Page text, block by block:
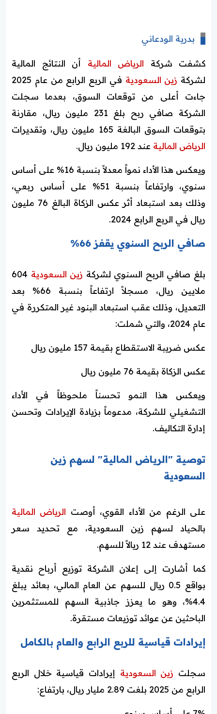
بدرية الودعاني
كشفت شركة الرياض المالية أن النتائج المالية
لشركة زين السعودية
في الربع الرابع من عام 2025
جاءت أعلى من توقعات السوق، بعدما سجلت
الشركة صافي ربح بلغ 231 مليون ريال، مقارنة
بتوقعات السوق البالغة 165 مليون ريال، وتقديرات
الرياض المالية عند 192 مليون ريال.
ويعكس هذا الأداء نمواً معدلاً بنسبة 16% على أساس
سنوي، وارتفاعاً بنسبة 51% على أساس ربعي،
وذلك بعد استبعاد أثر عكس الزكاة البالغ 76 مليون
ريال في الربع الرابع 2024.
صافي الربح السنوي يقفز 66%
بلغ صافي الربح السنوي لشركة زين السعودية 604
ملايين ريال، مسجلاً ارتفاعاً بنسبة 66% بعد
التعديل، وذلك عقب استبعاد البنود غير المتكررة في
عام 2024، والتي شملت:
عكس ضريبة الاستقطاع بقيمة 157 مليون ريال
عكس الزكاة بقيمة 76 مليون ريال
ويعكس هذا النمو تحسناً ملحوظاً في الأداء
التشغيلي للشركة، مدعوماً بزيادة الإيرادات وتحسن
إدارة التكاليف.
توصية "الرياض المالية" لسهم زين
السعودية
على الرغم من الأداء القوي، أوصت الرياض المالية
بالحياد لسهم زين السعودية، مع تحديد سعر
مستهدف عند 12 ريالاً للسهم.
كما أشارت إلى إعلان الشركة توزيع أرباح نقدية
بواقع 0.5 ريال للسهم عن العام المالي، بعائد يبلغ
4.4%، وهو ما يعزز جاذبية السهم للمستثمرين
الباحثين عن عوائد توزيعات مستقرة.
إيرادات قياسية للربع الرابع والعام بالكامل
سجلت زين السعودية إيرادات قياسية خلال الربع
الرابع من 2025 بلغت 2.89 مليار ريال، بارتفاع: